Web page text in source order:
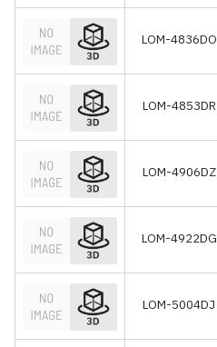
LOM-4836DO
LOM-4853DR
LOM-4906DZ
LOM-4922DG
LOM-5004DJ